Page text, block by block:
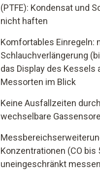
(PTFE): Kondensat und
nicht haften
Komfortables Einregeln:
Schlauchverlängerung
das Display des
Messorten im Blick
Keine Ausfallzeiten
wechselbare
Konzentrationen (CO bis
uneingeschränkt messen